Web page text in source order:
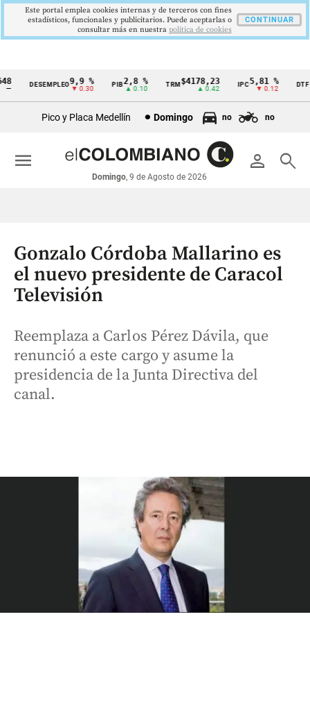
Cintillo
económicos
Colombia
DESEMPLEO 9,9 %
▼ 0.30
PIB2,8 %
▲ 0.10
TRM$4178,23
▲ 0.42
5,81 %
▼ 0.12
DTF
Pico y Placa Medellín Domingo no no
person search
Domingo, 9 de Agosto de 2026
menu
Gonzalo Córdoba Mallarino es
el nuevo presidente de Caracol
Televisión
Reemplaza a Carlos Pérez Dávila, que
renunció a este cargo y asume la
presidencia de la Junta Directiva del
canal.
Este portal emplea cookies internas y de terceros con fines
estadísticos, funcionales y publicitarios. Puede aceptarlas o
consultar más en nuestra politica de cookies
CONTINUAR